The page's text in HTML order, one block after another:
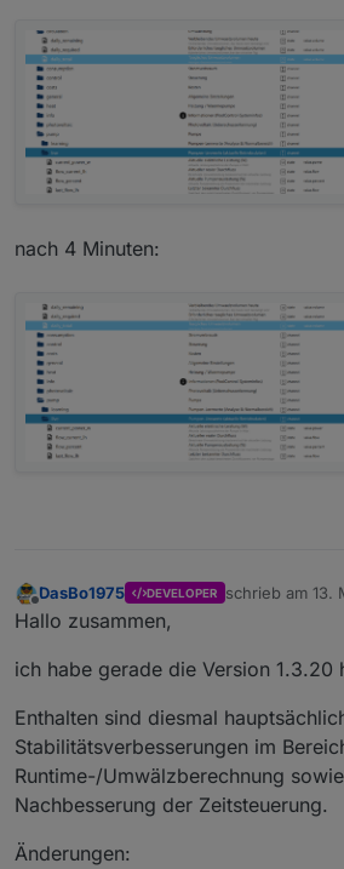
nach 4 Minuten:
Offline
DasBo1975 DEVELOPER schrieb am 13.
zuletzt editiert
Hallo zusammen,
ich habe gerade die Version 1.3.20
Enthalten sind diesmal
Stabilitätsverbesserungen im
Runtime-/Umwälzberechnung
Nachbesserung der Zeitsteuerung.
Änderungen: